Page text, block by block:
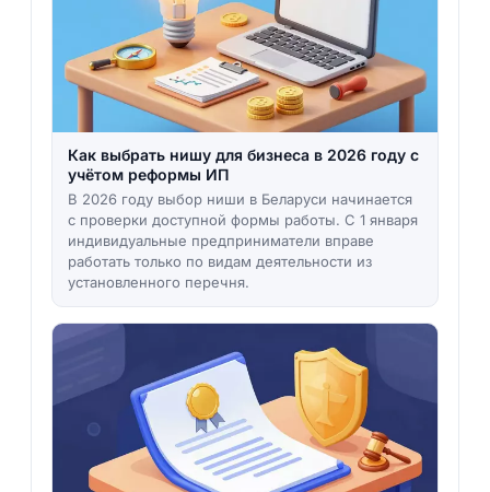
Как выбрать нишу для бизнеса в 2026 году с
учётом реформы ИП
В 2026 году выбор ниши в Беларуси начинается
с проверки доступной формы работы. С 1 января
индивидуальные предприниматели вправе
работать только по видам деятельности из
установленного перечня.